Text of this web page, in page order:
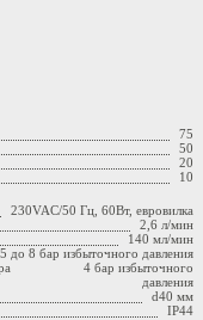
75
50
20
10
230VAC/50 Гц, 60Вт, евровилка
2,6 л/мин
140 мл/мин
до 8 бар избыточного давления
4 бар избыточного
давления
d40 мм
IP44